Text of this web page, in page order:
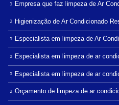
Empresa que faz limpeza de Ar
Higienização de Ar Condicionado
Especialista em limpeza de Ar
Especialista em limpeza de ar
Especialista em limpeza de ar
Orçamento de limpeza de ar